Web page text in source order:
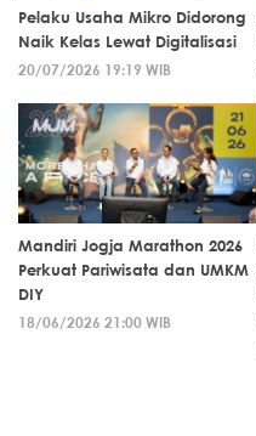
Pelaku Usaha Mikro Didorong
Naik Kelas Lewat Digitalisasi
20/07/2026 19:19 WIB
Mandiri Jogja Marathon 2026
Perkuat Pariwisata dan UMKM
DIY
18/06/2026 21:00 WIB